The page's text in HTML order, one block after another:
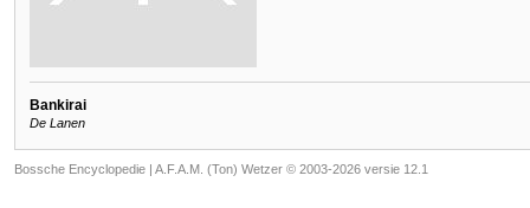
Bankirai
De Lanen
Bossche Encyclopedie | A.F.A.M. (Ton) Wetzer © 2003-2026 versie 12.1